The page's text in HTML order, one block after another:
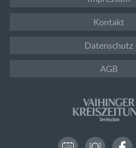
Kontakt
Datenschutz
AGB